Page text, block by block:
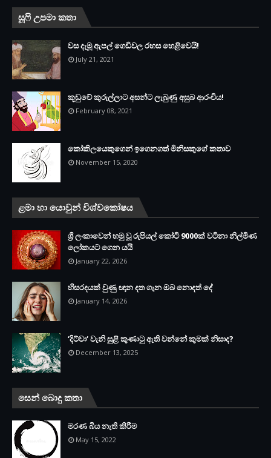
සූෆි උපමා කතා
වස දැමූ ඇපල් ගෙඩිවල රහස හෙළිවෙයි!
July 21, 2021
කූඩුවේ කුරුල්ලාට අසන්ට ලැබුණු අසුබ ආරංචිය!
February 08, 2021
කෝකිලයෙකුගෙන් ඉගෙනගත් මිනිසකුගේ කතාව
November 15, 2020
ළමා හා යොවුන් විශ්වකෝෂය
ශ්‍රී ලංකාවෙන් හමු වූ රුපියල් කෝටි 9000ක් වටිනා නිල්මිණ
ලෝකයට ගෙන යයි
January 22, 2026
හිසරදයක් වුණු ඥාන දත ගැන ඔබ නොදත් දේ
January 14, 2026
‘දිට්වා‘ වැනි සුළි කුණාටු ඇති වන්නේ කුමක් නිසාද?
December 13, 2025
සෙන් බොදු කතා
මරණ බිය නැති කිරීම
May 15, 2022